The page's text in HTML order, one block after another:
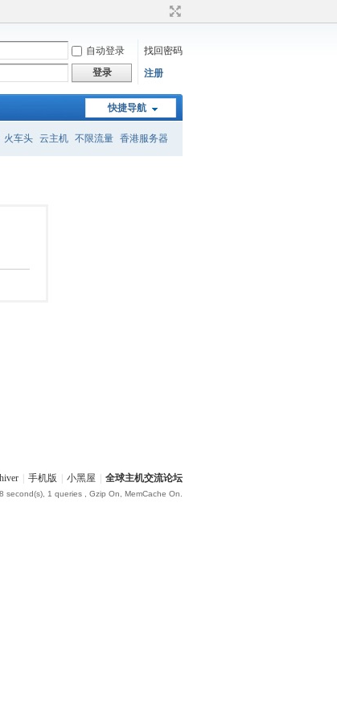
自动登录
找回密码
登录 注册
快捷导航
火车头 云主机 不限流量 香港服务器
手机版 小黑屋 全球主机交流论坛
second(s), 1 queries , Gzip On, MemCache On.